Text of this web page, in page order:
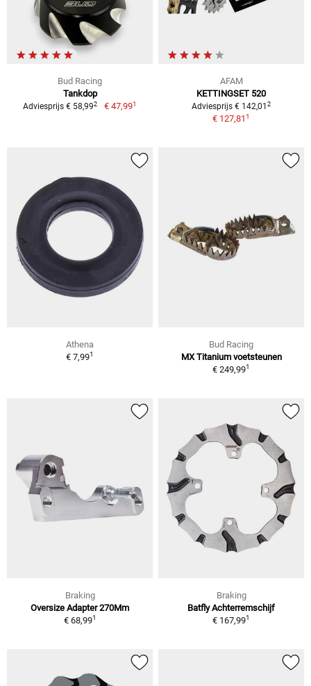
Bud Racing
Tankdop
Adviesprijs € 58,992 € 47,991
AFAM
KETTINGSET 520
Adviesprijs € 142,01 2
€ 127,811
Athena
€ 7,991
Bud Racing
MX Titanium voetsteunen
€ 249,991
Braking
Oversize Adapter 270Mm
€ 68,991
Braking
Batfly Achterremschijf
€ 167,991